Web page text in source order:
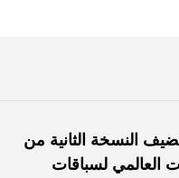
النسخة الثانية من
العالمي لسباقات